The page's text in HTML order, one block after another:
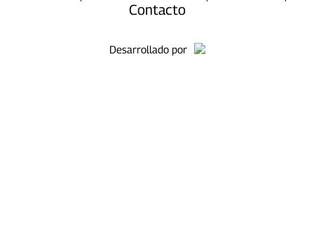
Contacto
Desarrollado por